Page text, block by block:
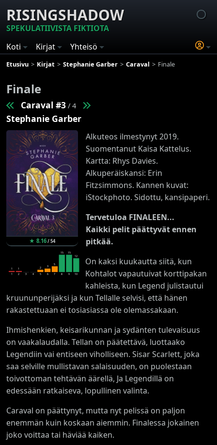
RISINGSHADOW
SPEKULATIIVISTA FIKTIOTA
Koti
Kirjat Yhteisö
Etusivu Kirjat Stephanie Garber Caraval Finale
Finale
Caraval #3 / 4
Stephanie Garber
★8.16/54
1
1
1
2 3 4
2
5
3
6
5
7
15
8
15
9
12
10
Alkuteos ilmestynyt 2019.
Suomentanut Kaisa Kattelus.
Kartta: Rhys Davies.
Alkuperäiskansi: Erin
Fitzsimmons. Kannen kuvat:
iStockphoto. Sidottu, kansipaperi.
Tervetuloa FINALEEN...
Kaikki pelit päättyvät ennen
pitkää.
On kaksi kuukautta siitä, kun
Kohtalot vapautuivat korttipakan
kahleista, kun Legend julistautui
kruununperijäksi ja kun Tellalle selvisi, että hänen
rakastettuaan ei tosiasiassa ole olemassakaan.
Ihmishenkien, keisarikunnan ja sydänten tulevaisuus
on vaakalaudalla. Tellan on päätettävä, luottaako
Legendiin vai entiseen viholliseen. Sisar Scarlett, joka
saa selville mullistavan salaisuuden, on puolestaan
toivottoman tehtävän äärellä, Ja Legendillä on
edessään ratkaiseva, lopullinen valinta.
Caraval on päättynyt, mutta nyt pelissä on paljon
enemmän kuin koskaan aiemmin. Finalessa jokainen
joko voittaa tai häviää kaiken.